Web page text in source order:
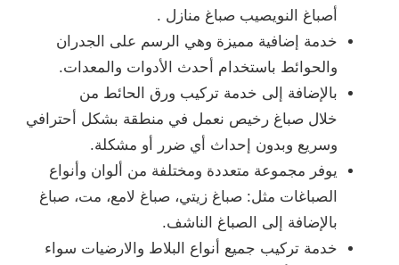
أصباغ النويصيب صباغ منازل .
خدمة إضافية مميزة وهي الرسم على الجدران
والحوائط باستخدام أحدث الأدوات والمعدات.
بالإضافة إلى خدمة تركيب ورق الحائط من
خلال صباغ رخيص نعمل في منطقة بشكل أحترافي
وسريع وبدون إحداث أي ضرر أو مشكلة.
يوفر مجموعة متعددة ومختلفة من ألوان وأنواع
الصباغات مثل: صباغ زيتي، صباغ لامع، مت، صباغ
بالإضافة إلى الصباغ الناشف.
خدمة تركيب جميع أنواع البلاط والارضيات سواء